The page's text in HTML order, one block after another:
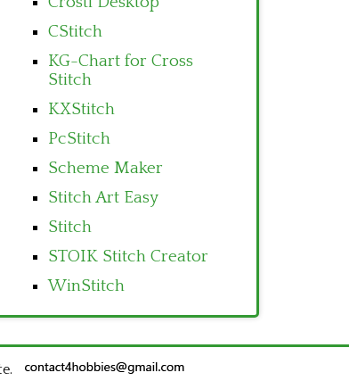
CStitch
KG-Chart for Cross
Stitch
KXStitch
PcStitch
Scheme Maker
Stitch Art Easy
Stitch
STOIK Stitch Creator
WinStitch